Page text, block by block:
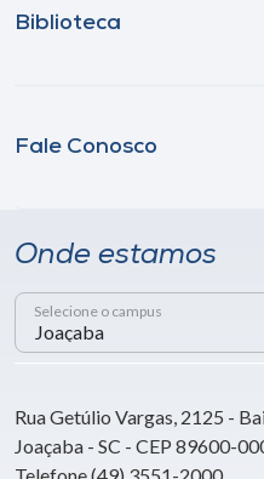
Biblioteca
Fale Conosco
Onde estamos
Selecione o campus
Rua Getúlio Vargas, 2125 -
Joaçaba - SC - CEP 89600-